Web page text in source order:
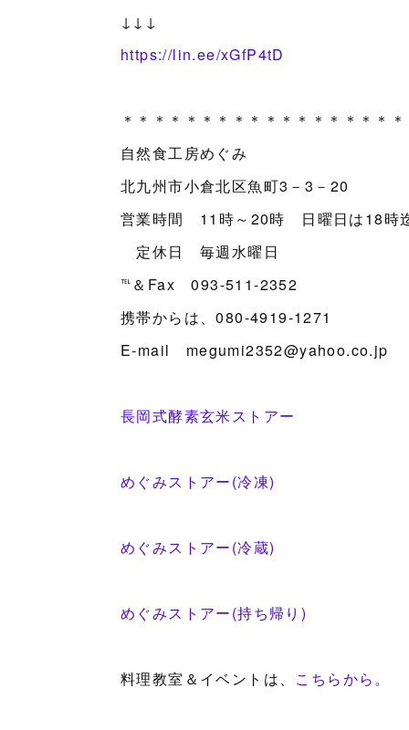
↓↓↓
https://lin.ee/xGfP4tD
＊＊＊＊＊＊＊＊＊＊＊＊＊＊＊＊＊
自然食工房めぐみ
北九州市小倉北区魚町3－3－20
営業時間 11時～20時 日曜日は18時
定休日 毎週水曜日
℡＆Fax 093-511-2352
携帯からは、080-4919-1271
E-mail megumi2352@yahoo.co.jp
長岡式酵素玄米ストアー
めぐみストアー(冷凍)
めぐみストアー(冷蔵)
めぐみストアー(持ち帰り)
料理教室＆イベントは、 こちらから。